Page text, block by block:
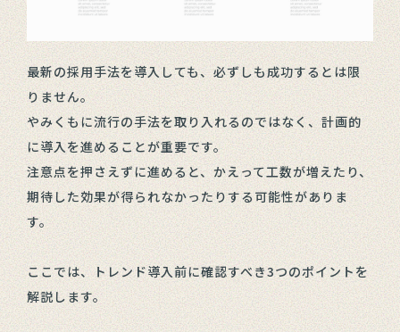
最新の採用手法を導入しても、必ずしも成功するとは限
りません。
やみくもに流行の手法を取り入れるのではなく、計画的
に導入を進めることが重要です。
注意点を押さえずに進めると、かえって工数が増えたり、
期待した効果が得られなかったりする可能性がありま
す。
ここでは、トレンド導入前に確認すべき3つのポイントを
解説します。